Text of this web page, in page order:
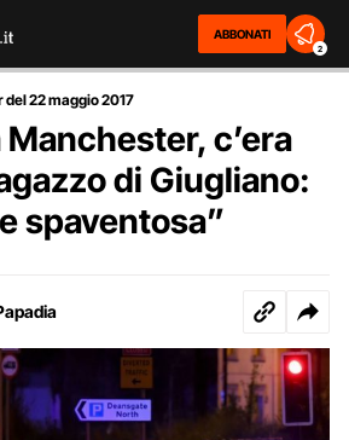
ABBONATI
2
22 maggio 2017
c’era
di Giugliano:
spaventosa”